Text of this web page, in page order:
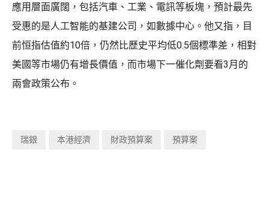
應用層面廣闊，包括汽車、工業、電訊等板塊，預計最先
受惠的是人工智能的基建公司，如數據中心。他又指，目
前恒指估值約10倍，仍然比歷史平均低0.5個標準差，相對
美國等市場仍有增長價值，而市場下一催化劑要看3月的
兩會政策公布。
瑞銀 本港經濟 財政預算案 預算案